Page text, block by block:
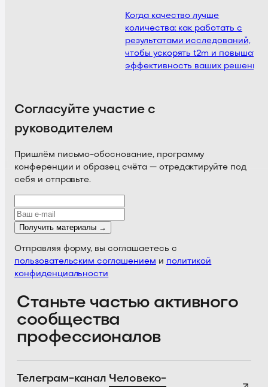
Когда качество лучше
количества: как работать с
результатами исследований,
чтобы ускорять t2m и повышать
эффективность ваших решений
Согласуйте участие с
руководителем
Пришлём письмо-обоснование, программу
конференции и образец счёта — отредактируйте под
себя и отправьте.
Получить материалы →
Отправляя форму, вы соглашаетесь с
пользовательским соглашением и политикой
конфиденциальности
Станьте частью активного
сообщества
профессионалов
Телеграм-канал Человеко-